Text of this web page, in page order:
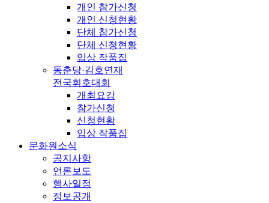
개인 참가신청
개인 신청현황
단체 참가신청
단체 신청현황
입상 작품집
동춘당·김호연재
전국휘호대회
개최요강
참가신청
신청현황
입상 작품집
문화원소식
공지사항
언론보도
행사일정
정보공개